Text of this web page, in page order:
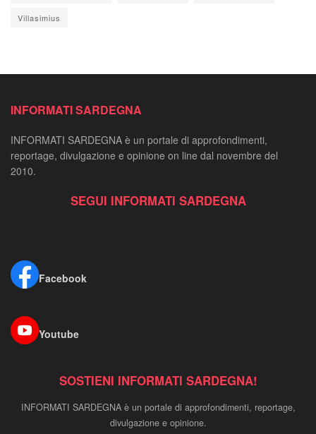
Villasimius
INFORMATI SARDEGNA
INFORMATI SARDEGNA è un portale di approfondimenti,
reportage, divulgazione e opinione on line dal novembre del
2010.
SEGUI INFORMATI SARDEGNA
Facebook
Youtube
SOSTIENI INFORMATI SARDEGNA!
INFORMATI SARDEGNA è un portale di approfondimenti, reportage,
divulgazione e opinione.